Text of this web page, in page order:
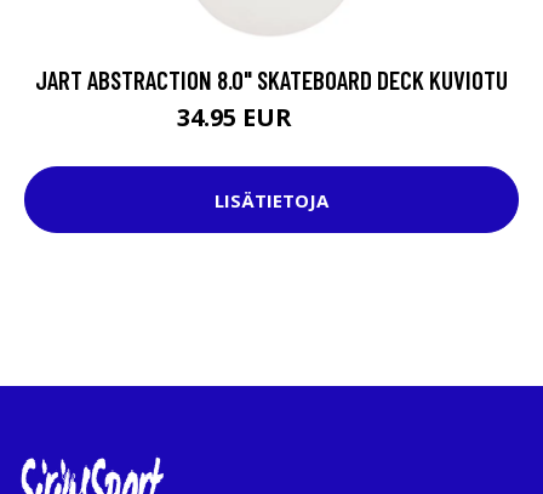
JART ABSTRACTION 8.0" SKATEBOARD DECK KUVIOTU
34.95 EUR
LISÄTIETOJA